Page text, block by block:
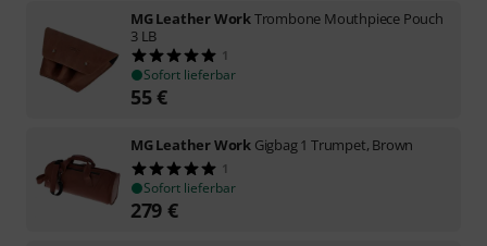
MG Leather WorkTrombone Mouthpiece Pouch
3 LB
1
Sofort lieferbar
55€
MG Leather Work Gigbag 1 Trumpet, Brown
1
Sofort lieferbar
279 €